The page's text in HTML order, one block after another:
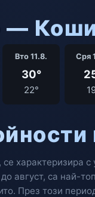
—
Вто 11.8.
30°
22°
Сря
характеризира с
август, са най-
През този